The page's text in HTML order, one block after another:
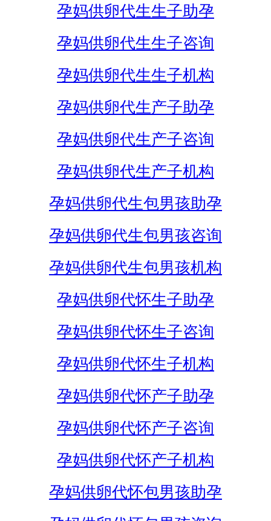
孕妈供卵代生生子助孕
孕妈供卵代生生子咨询
孕妈供卵代生生子机构
孕妈供卵代生产子助孕
孕妈供卵代生产子咨询
孕妈供卵代生产子机构
孕妈供卵代生包男孩助孕
孕妈供卵代生包男孩咨询
孕妈供卵代生包男孩机构
孕妈供卵代怀生子助孕
孕妈供卵代怀生子咨询
孕妈供卵代怀生子机构
孕妈供卵代怀产子助孕
孕妈供卵代怀产子咨询
孕妈供卵代怀产子机构
孕妈供卵代怀包男孩助孕